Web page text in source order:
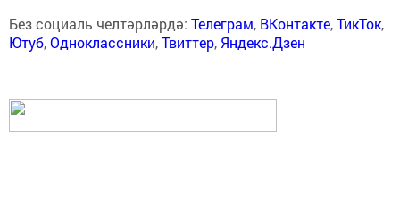
Без социаль челтәрләрдә: Телеграм, ВКонтакте,ТикТок,
Ютуб,Одноклассники,Твиттер, Яндекс.Дзен